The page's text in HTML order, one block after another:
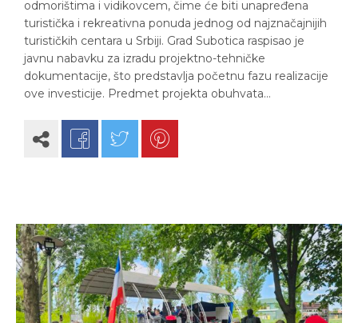
odmorištima i vidikovcem, čime će biti unapređena
turistička i rekreativna ponuda jednog od najznačajnijih
turističkih centara u Srbiji. Grad Subotica raspisao je
javnu nabavku za izradu projektno-tehničke
dokumentacije, što predstavlja početnu fazu realizacije
ove investicije. Predmet projekta obuhvata…